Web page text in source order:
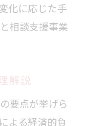
化に応じた手
相談支援事業
解説
要点が挙げら
よる経済的負